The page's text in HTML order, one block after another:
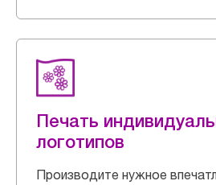
Печать
логотипов
Производите нужное